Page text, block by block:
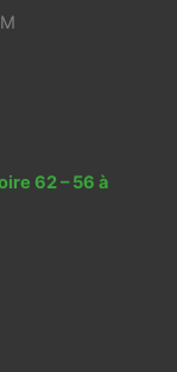
62 – 56 à